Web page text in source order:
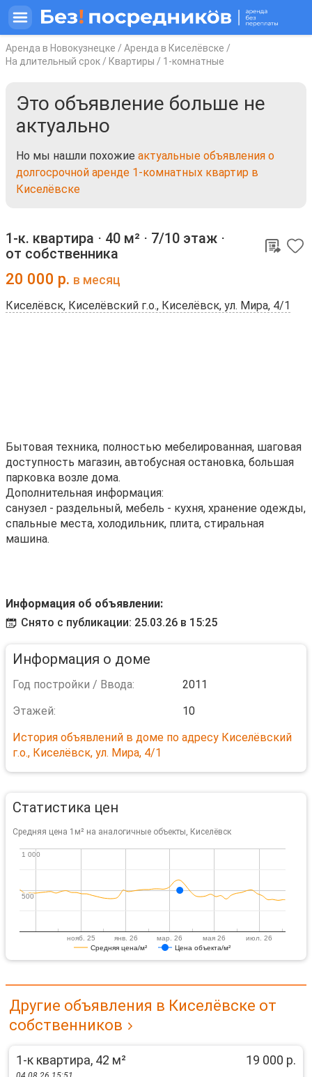
Аренда в Новокузнецке / Аренда в Киселёвске /
На длительный срок / Квартиры / 1-комнатные
Это объявление больше не
актуально
Но мы нашли похожие актуальные объявления о
долгосрочной аренде 1-комнатных квартир в
Киселёвске
1-к. квартира ⋅ 40 м² ⋅ 7/10 этаж ⋅
от собственника
20 000 р. в месяц
Киселёвск, Киселёвский г.о., Киселёвск, ул. Мира, 4/1
Бытовая техника, полностью мебелированная, шаговая
доступность магазин, автобусная остановка, большая
парковка возле дома.
Дополнительная информация:
санузел - раздельный, мебель - кухня, хранение одежды,
спальные места, холодильник, плита, стиральная
машина.
Информация об объявлении:
Снято с публикации: 25.03.26 в 15:25
Информация о доме
Год постройки / Ввода:
2011
Этажей:
10
История объявлений в доме по адресу Киселёвский
г.о., Киселёвск, ул. Мира, 4/1
Статистика цен
Средняя цена 1м² на аналогичные объекты, Киселёвск
Средняя цена/м² Цена объекта/м²
нояб. 25 янв. 26 мар. 26 мая 26 июл. 26
500
500
1 000
1 000
Другие объявления в Киселёвске от
собственников
1-к квартира, 42 м² 19 000 р.